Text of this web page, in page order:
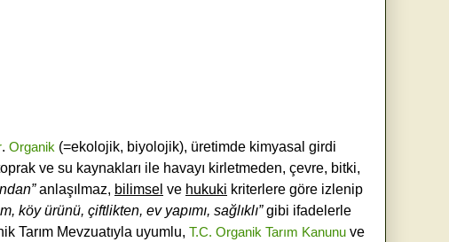
. Organik (=ekolojik, biyolojik), üretimde kimyasal girdi
ve su kaynakları ile havayı kirletmeden, çevre, bitki,
anlaşılmaz, bilimsel ve hukuki kriterlere göre izlenip
köy ürünü, çiftlikten, ev yapımı, sağlıklı”gibi ifadelerle
Tarım Mevzuatıyla uyumlu, T.C. Organik Tarım Kanunuve